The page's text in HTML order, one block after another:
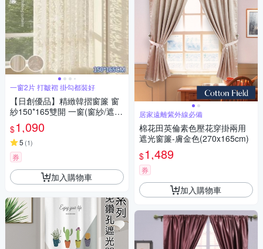
一窗2片 打皺褶 掛勾都裝好
【日創優品】精緻韓摺窗簾 窗
紗150*165雙開 一窗(窗紗/遮光
窗簾/長門簾/窗簾/拉簾/客廳隔
簾)
$1,090
5 (1)
券
加入購物車
居家遠離紫外線必備
棉花田英倫素色壓花穿掛兩用
遮光窗簾-膚金色(270x165cm)
$1,489
券
加入購物車